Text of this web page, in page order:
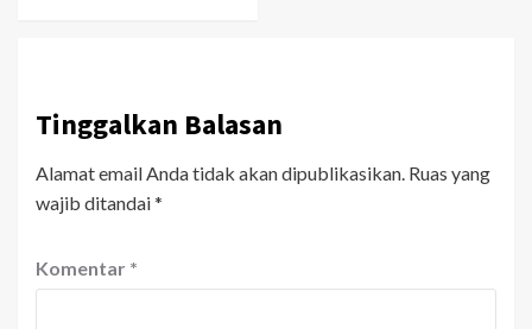
Tinggalkan Balasan
Alamat email Anda tidak akan dipublikasikan. Ruas yang
wajib ditandai*
Komentar *